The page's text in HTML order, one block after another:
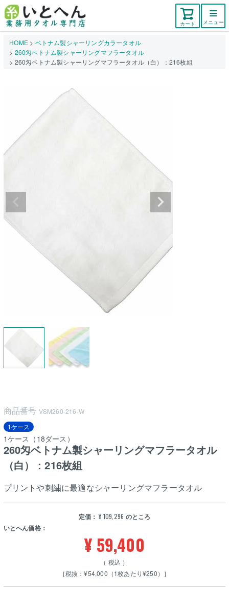
カート メニュー
HOME
ベトナム製シャーリングカラータオル
260匁ベトナム製シャーリングマフラータオル
260匁ベトナム製シャーリングマフラータオル（白）：216枚組
商品番号 VSM260-216-W
1ケース
1ケース（18ダース）
260匁ベトナム製シャーリングマフラータオル
（白）：216枚組
プリントや刺繍に最適なシャーリングマフラータオル
定価： ¥ 109,296 のところ
いとへん価格：
¥ 59,400
税込
［税抜：¥54,000（1枚あたり¥250）］